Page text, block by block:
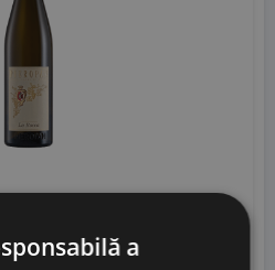
Rocca 2024 Eco
a